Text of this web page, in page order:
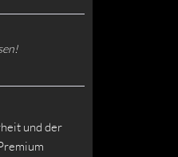
und der